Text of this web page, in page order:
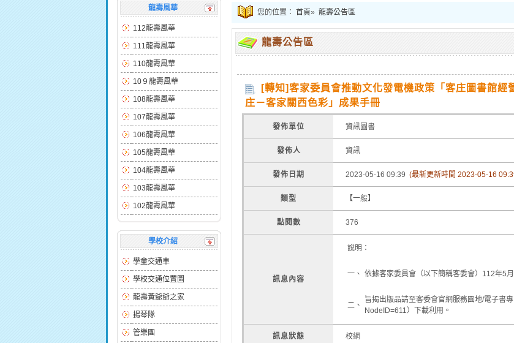
龍壽風華
112龍壽風華
111龍壽風華
110龍壽風華
10９龍壽風華
108龍壽風華
107龍壽風華
106龍壽風華
105龍壽風華
104龍壽風華
103龍壽風華
102龍壽風華
學校介紹
學童交通車
學校交通位置圖
龍壽黃爺爺之家
揚琴隊
管樂團
您的位置： 首頁» 龍壽公告區
龍壽公告區
[轉知]客家委員會推動文化發電機政策「客庄圖書館經
庄－客家關西色彩」成果手冊
發佈單位 資訊圖書
發佈人 資訊
發佈日期 2023-05-16 09:39 (最新更新時間 2023-05-16
類型 【一般】
點閱數 376
訊息內容
說明：
一、 依據客家委員會（以下簡稱客委會）112年5
二、
旨揭出版品請至客委會官網服務園地/電子書
NodeID=611）下載利用。
訊息狀態 校網